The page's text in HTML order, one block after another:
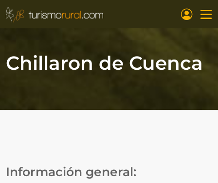
Pasar al contenido principal
Chillaron de Cuenca
Información general: